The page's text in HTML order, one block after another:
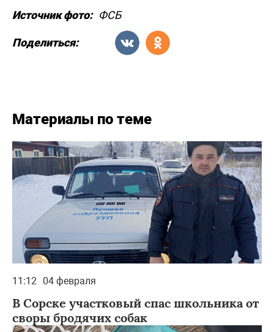
Источник фото: ФСБ
Поделиться:
Материалы по теме
11:12 04 февраля
В Сорске участковый спас школьника от
своры бродячих собак